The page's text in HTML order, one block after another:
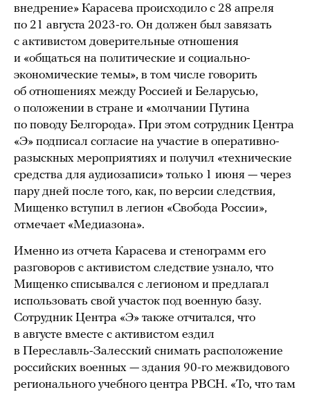
внедрение» Карасева происходило с 28 апреля
по 21 августа 2023-го. Он должен был завязать
с активистом доверительные отношения
и «общаться на политические и социально-
экономические темы», в том числе говорить
об отношениях между Россией и Беларусью,
о положении в стране и «молчании Путина
по поводу Белгорода». При этом сотрудник Центра
«Э» подписал согласие на участие в оперативно-
разыскных мероприятиях и получил «технические
средства для аудиозаписи» только 1 июня — через
пару дней после того, как, по версии следствия,
Мищенко вступил в легион «Свобода России»,
отмечает «Медиазона».
Именно из отчета Карасева и стенограмм его
разговоров с активистом следствие узнало, что
Мищенко списывался с легионом и предлагал
использовать свой участок под военную базу.
Сотрудник Центра «Э» также отчитался, что
в августе вместе с активистом ездил
в Переславль-Залесский снимать расположение
российских военных — здания 90-го межвидового
регионального учебного центра РВСН. «То, что там